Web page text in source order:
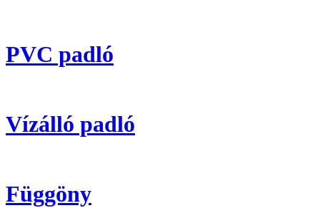
PVC padló
Vízálló padló
Függöny